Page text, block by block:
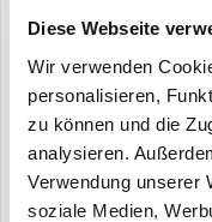
Diese Webseite
Wir verwenden
personalisieren,
zu können und die
analysieren.
Verwendung unserer
soziale Medien,
bearbeitet 29. Juli 2004
Zitieren